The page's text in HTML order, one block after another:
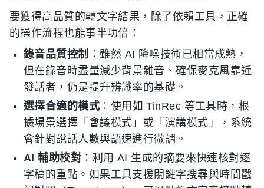
要獲得高品質的轉文字結果，除了依賴工具，正確
的操作流程也能事半功倍：
錄音品質控制 ：雖然 AI 降噪技術已相當成熟，
但在錄音時盡量減少背景雜音、確保麥克風靠近
發話者，仍是提升辨識率的基礎。
選擇合適的模式：使用如 TinRec 等工具時，根
據場景選擇「會議模式」或「演講模式」，系統
會針對說話人數與語速進行微調。
AI 輔助校對 ：利用 AI 生成的摘要來快速核對逐
字稿的重點。如果工具支援關鍵字搜尋與時間戳